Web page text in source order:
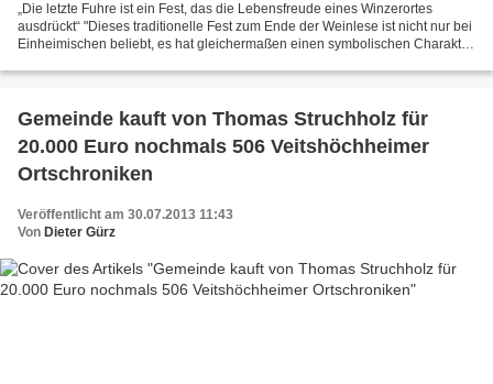
„Die letzte Fuhre ist ein Fest, das die Lebensfreude eines Winzerortes
ausdrückt“ "Dieses traditionelle Fest zum Ende der Weinlese ist nicht nur bei
Einheimischen beliebt, es hat gleichermaßen einen symbolischen Charakter
Gemeinde kauft von Thomas Struchholz für
20.000 Euro nochmals 506 Veitshöchheimer
Ortschroniken
Veröffentlicht am 30.07.2013 11:43
Von Dieter Gürz